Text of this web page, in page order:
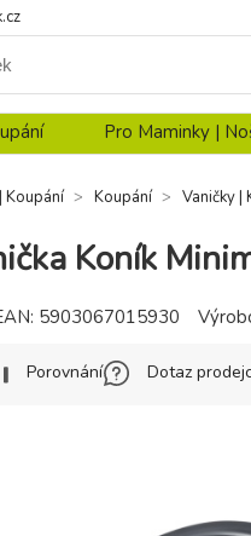
Pro Maminky |
Koupání Koupání Vaničky |
Koník
5903067015930
Porovnání Dotaz